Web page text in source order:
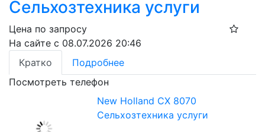
Сельхозтехника услуги
Цена по запросу
На сайте с 08.07.2026 20:46
Кратко
Подробнее
Посмотреть телефон
New Holland CX 8070
Сельхозтехника услуги